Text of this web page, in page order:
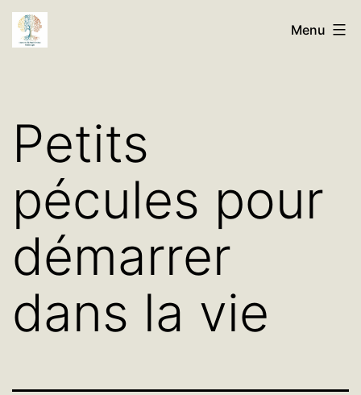
Aller
Histoires
Généalogie
Menu
Petits
pécules pour
démarrer
dans la vie